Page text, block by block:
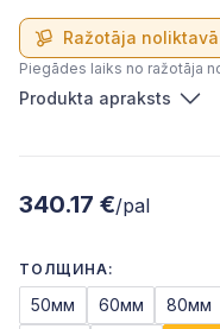
Ražotāja noliktavā
Piegādes laiks no ražotāja
Produkta apraksts
340.17 €/pal
ТОЛЩИНА:
50мм 60мм 80мм